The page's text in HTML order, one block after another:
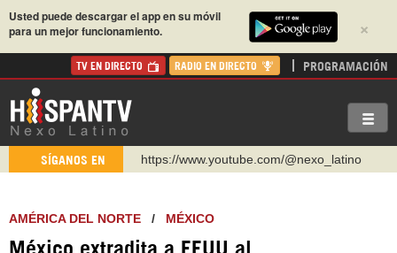
×
Usted puede descargar el app en su móvil
para un mejor funcionamiento.
TV EN DIRECTO RADIO EN DIRECTO PROGRAMACIÓN
SÍGANOS EN
https://www.youtube.com/@nexo_latino
https://t.me/hispantvcanal
https://urmedium.com/c/hispantv
AMÉRICA DEL NORTE / MÉXICO
México extradita a EEUU al